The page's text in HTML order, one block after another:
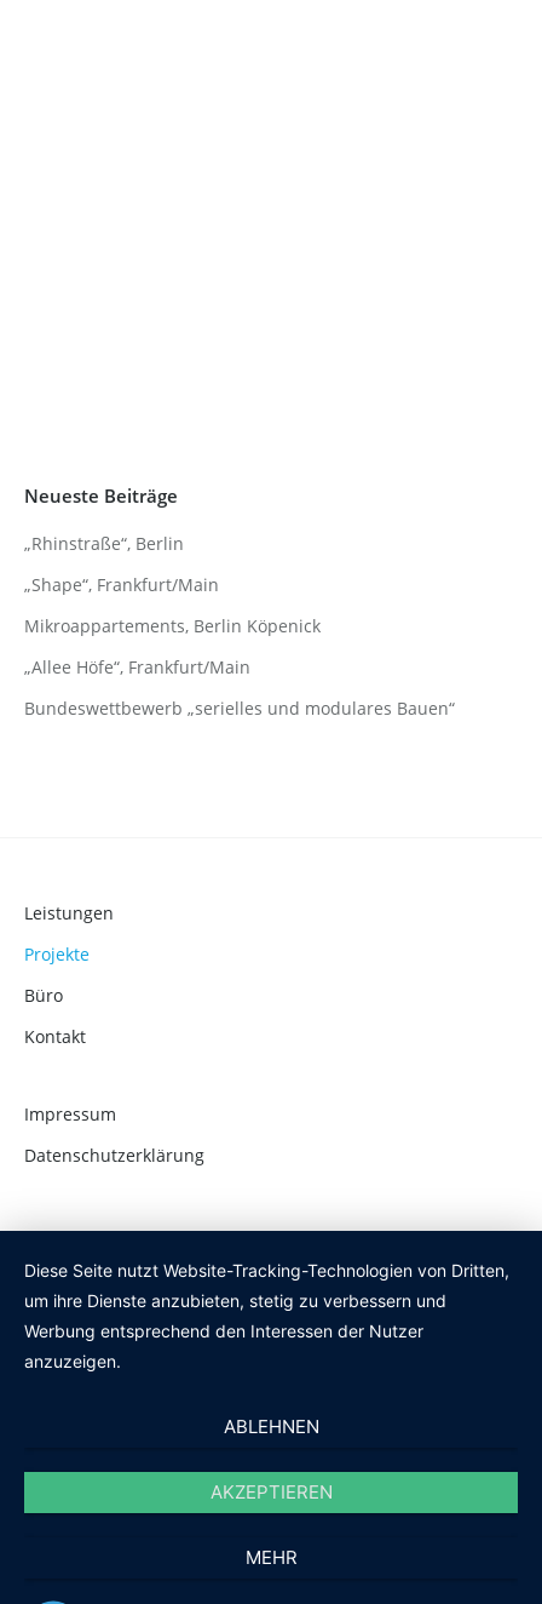
Neueste Beiträge
„Rhinstraße“, Berlin
„Shape“, Frankfurt/Main
Mikroappartements, Berlin Köpenick
„Allee Höfe“, Frankfurt/Main
Bundeswettbewerb „serielles und modulares Bauen“
Leistungen
Projekte
Büro
Kontakt
Impressum
Datenschutzerklärung
Diese Seite nutzt Website-Tracking-Technologien von Dritten,
um ihre Dienste anzubieten, stetig zu verbessern und
Werbung entsprechend den Interessen der Nutzer
anzuzeigen.
ABLEHNEN
AKZEPTIEREN
MEHR